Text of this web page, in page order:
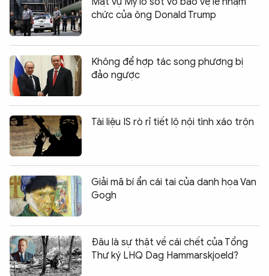
chức của ông Donald Trump
Không để hợp tác song phương bị
đảo ngược
Tài liệu IS rò rỉ tiết lộ nội tình xáo trộn
Giải mã bí ẩn cái tai của danh họa Van
Gogh
Đâu là sự thật về cái chết của Tổng
Thư ký LHQ Dag Hammarskjoeld?